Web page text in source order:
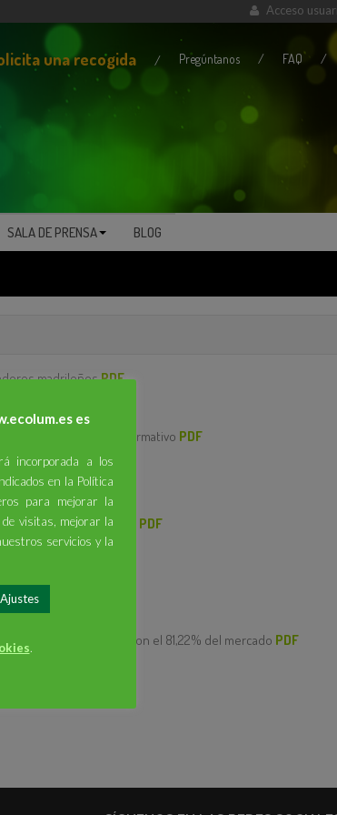
Acceso
una recogida Pregúntanos FAQ
SALA DE PRENSA BLOG
madrileñosPDF
cartelería y folleto informativo PDF
la Economía Circular
PDF
del canal profesional con el 81,22% del mercado PDF
es
incorporada a los
en la Política
para mejorar la
visitas, mejorar la
servicios y la
Ajustes
.